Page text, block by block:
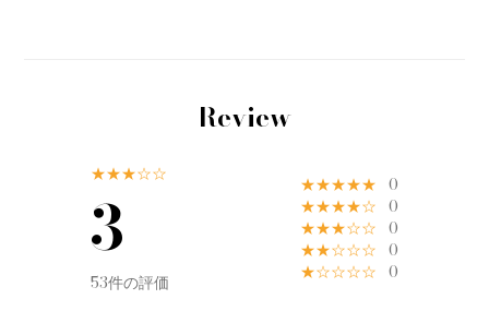
Review
★★★☆☆
3
53件の評価
★★★★★ 0
★★★★☆ 0
★★★☆☆ 0
★★☆☆☆ 0
★☆☆☆☆ 0